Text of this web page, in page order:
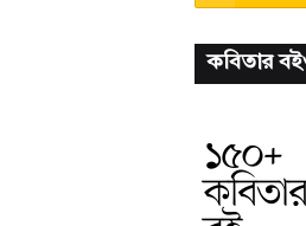
কবিতার